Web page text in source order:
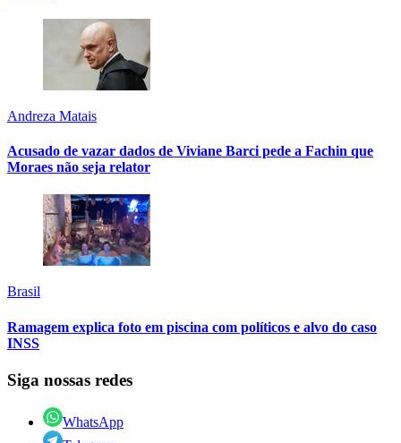
Andreza Matais
Acusado de vazar dados de Viviane Barci pede a Fachin que
Moraes não seja relator
Brasil
Ramagem explica foto em piscina com políticos e alvo do caso
INSS
Siga nossas redes
WhatsApp